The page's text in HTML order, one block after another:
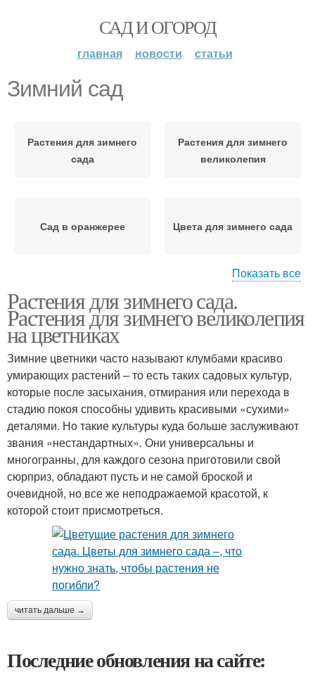
САД И ОГОРОД
главная новости статьи
Зимний сад
Растения для зимнего
сада
Растения для зимнего
великолепия
Сад в оранжерее Цвета для зимнего сада
Сад в квартире
Показать все
Растения для зимнего сада.
Растения для зимнего великолепия
на цветниках
Зимние цветники часто называют клумбами красиво
умирающих растений – то есть таких садовых культур,
которые после засыхания, отмирания или перехода в
стадию покоя способны удивить красивыми «сухими»
деталями. Но такие культуры куда больше заслуживают
звания «нестандартных». Они универсальны и
многогранны, для каждого сезона приготовили свой
сюрприз, обладают пусть и не самой броской и
очевидной, но все же неподражаемой красотой, к
которой стоит присмотреться.
читать дальше →
Последние обновления на сайте: